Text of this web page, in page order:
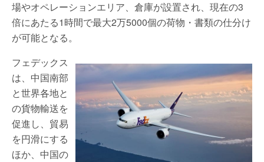
場やオペレーションエリア、倉庫が設置され、現在の3
倍にあたる1時間で最大2万5000個の荷物・書類の仕分け
が可能となる。
フェデックス
は、中国南部
と世界各地と
の貨物輸送を
促進し、貿易
を円滑にする
ほか、中国の